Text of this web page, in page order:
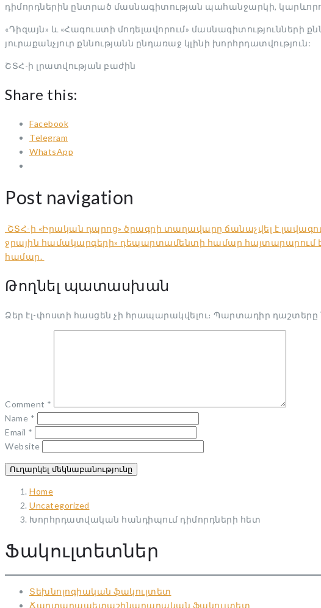
դիմորդներին ընտրած մասնագիտության պահանջարկի,
«Դիզայն» և «Հագուստի մոդելավորում» մասնագիտությունների
յուրաքանչյուր քննությանն ընդառաջ կլինի խորհրդատվություն:
ՇՏՀ-ի լրատվության բաժին
Share this:
Facebook
Telegram
WhatsApp
Post navigation
ՇՏՀ-ի «Իրական դպրոց» ծրագրի տաղավարը ճանաչվել է
ջրային համակարգերի» դեպարտամենտի համար հայտարարում է
համար.
Թողնել պատասխան
Ձեր էլ-փոստի հասցեն չի հրապարակվելու։ Պարտադիր դաշտերը
Comment *
Name *
Email *
Website
Home
Uncategorized
Խորհրդատվական հանդիպում դիմորդների հետ
Ֆակուլտետներ
Տեխնոլոգիական ֆակուլտետ
Ճարտարապետաշինարարական ֆակուլտետ